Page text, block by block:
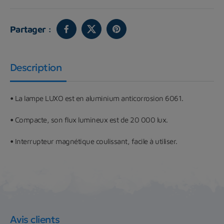
Partager :
Description
• La lampe LUXO est en aluminium anticorrosion 6061.
• Compacte, son flux lumineux est de 20 000 lux.
• Interrupteur magnétique coulissant, facile à utiliser.
Avis clients